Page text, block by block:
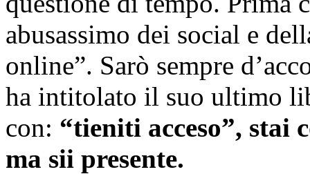
abusassimo dei social e
online”. Sarò sempre
ha intitolato il suo ultimo
con: “tieniti acceso”, stai
ma sii presente.